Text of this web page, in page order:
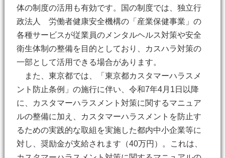
体の制度の活用も有効です。国の制度では、独立行
政法人 労働者健康安全機構の「産業保健事業」の
各種サービスが従業員のメンタルヘルス対策や安全
衛生体制の整備を目的としており、カスハラ対策の
一部として活用できる場合があります。
また、東京都では、「東京都カスタマーハラスメ
ント防止条例」の施行に伴い、令和7年4月1日以降
に、カスタマーハラスメント対策に関するマニュア
ルの整備に加え、カスタマーハラスメントを防止す
るための実践的な取組を実施した都内中小企業等に
対し、奨励金が支給されます（40万円）。これは、